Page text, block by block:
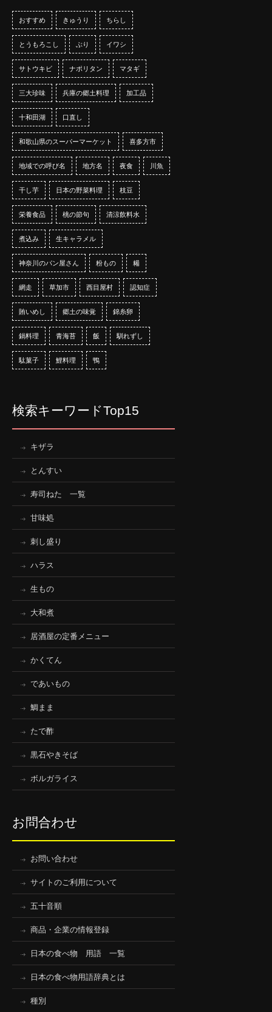
おすすめ きゅうり ちらし
とうもろこし ぶり イワシ
サトウキビ ナポリタン マタギ
三大珍味 兵庫の郷土料理 加工品
十和田湖 口直し
和歌山県のスーパーマーケット 喜多方市
地域での呼び名 地方名 夜食 川魚
干し芋 日本の野菜料理 枝豆
栄養食品 桃の節句 清涼飲料水
煮込み 生キャラメル
神奈川のパン屋さん 粉もの 糒
網走 草加市 西目屋村 認知症
賄いめし 郷土の味覚 錦糸卵
鍋料理 青海苔 飯 馴れずし
駄菓子 鯉料理 鴨
検索キーワードTop15
キザラ
とんすい
寿司ねた 一覧
甘味処
刺し盛り
ハラス
生もの
大和煮
居酒屋の定番メニュー
かくてん
であいもの
鯛まま
たで酢
黒石やきそば
ボルガライス
お問合わせ
お問い合わせ
サイトのご利用について
五十音順
商品・企業の情報登録
日本の食べ物 用語 一覧
日本の食べ物用語辞典とは
種別